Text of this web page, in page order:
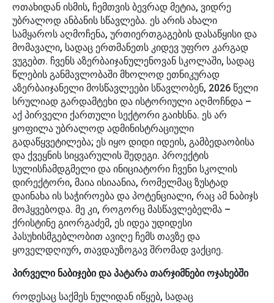
ოთახიდან ისმის, ჩემთვის ბევრად მეტია, ვიდრე
უბრალოდ ანბანის სწავლება. ეს არის ახალი
სამყაროს აღმოჩენა, ურთიერთგაგების დასაწყისი და
მომავალი, სადაც ერთმანეთს კიდევ უფრო კარგად
ვუგებთ. ჩვენს აზერბაიჯანულენოვან სკოლაში, სადაც
წლების განმავლობაში მხოლოდ ეთნიკურად
აზერბაიჯანელი მოსწავლეები სწავლობენ, 2026 წელი
სრულიად გარდამტეხი და ისტორიული აღმოჩნდა –
აქ პირველი ქართული სექტორი გაიხსნა. ეს არ
ყოფილა უბრალოდ ადმინისტრაციული
გადაწყვეტილება; ეს იყო დიდი იდეის, გამბედაობისა
და ქვეყნის სიყვარულის შედეგი. პროექტის
სულისჩამდგმელი და ინიციატორი ჩვენი სკოლის
დირექტორი, მაია ისიაანია, რომელმაც ზუსტად
დაინახა ის საჭიროება და პოტენციალი, რაც ამ ნაბიჯს
მოჰყვებოდა. მე კი, როგორც მასწავლებელმა –
ქრისტინე გიორგაძემ, ეს იდეა უდიდესი
პასუხისმგებლობით ავიღე ჩემს თავზე და
ყოველდღიურ, თავდაუზოგავ შრომად ვაქციე.
პირველი ნაბიჯები და პატარა თარჯიმნები ოჯახებში
როდესაც საქმეს ნულიდან იწყებ, სადაც